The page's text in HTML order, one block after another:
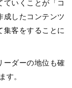
いくことが「コ
成したコンテンツ
集客をすることに
ーダーの地位も確
す。